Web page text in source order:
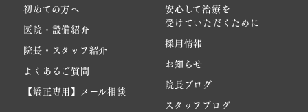
初めての方へ
医院・設備紹介
院長・スタッフ紹介
よくあるご質問
【矯正専用】メール相談
安心して治療を
受けていただくために
採用情報
お知らせ
院長ブログ
スタッフブログ